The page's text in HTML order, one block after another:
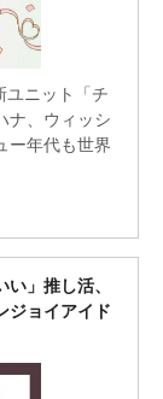
ニット「チ
ナ、ウィッシ
ー年代も世界
」推し活、
ジョイアイド